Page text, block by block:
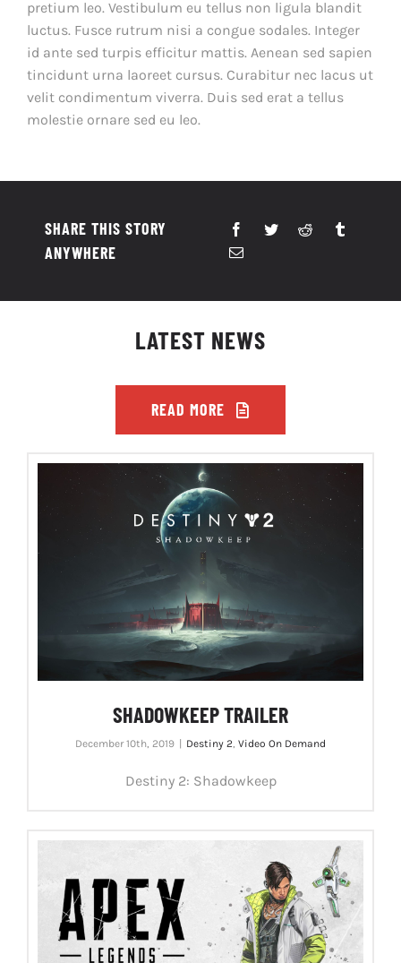
pretium leo. Vestibulum eu tellus non ligula blandit
luctus. Fusce rutrum nisi a congue sodales. Integer
id ante sed turpis efficitur mattis. Aenean sed sapien
tincidunt urna laoreet cursus. Curabitur nec lacus ut
velit condimentum viverra. Duis sed erat a tellus
molestie ornare sed eu leo.
SHARE THIS STORY
ANYWHERE
LATEST NEWS
READ MORE
SHADOWKEEP TRAILER
December 10th, 2019 | Destiny 2, Video On Demand
Destiny 2: Shadowkeep